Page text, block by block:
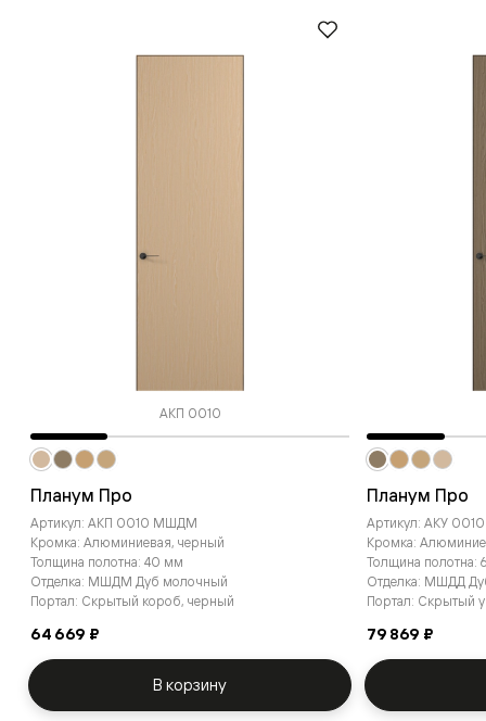
АКП 0010
Планум Про
Артикул: АКП 0010 МШДМ
Кромка: Алюминиевая, черный
Толщина полотна: 40 мм
Отделка: МШДМ Дуб молочный
Портал: Скрытый короб, черный
64 669 ₽
В корзину
Планум Про
Артикул: АКУ
Кромка:
Толщина полотна:
Отделка: МШДД
Портал: Скрытый
79 869 ₽